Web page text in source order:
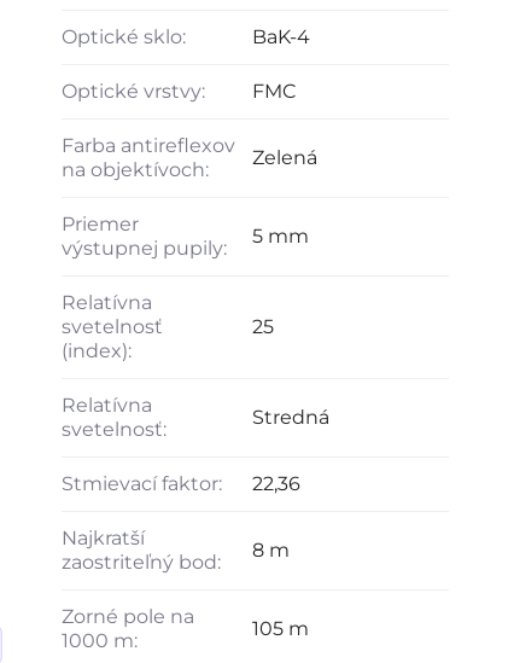
Optické sklo: BaK-4
Optické vrstvy: FMC
Farba antireflexov
na objektívoch:
Zelená
Priemer
výstupnej pupily:
5 mm
Relatívna
svetelnosť
(index):
25
Relatívna
svetelnosť:
Stredná
Stmievací faktor: 22,36
Najkratší
zaostriteľný bod:
8 m
Zorné pole na
1000 m:
105 m